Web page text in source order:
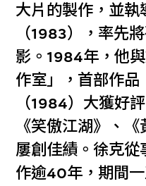
大片的製作，並執
（1983），率先
影。1984年，他
作室」，首部作品
（1984）大獲好
《笑傲江湖》、
屢創佳績。徐克
作逾40年，期間